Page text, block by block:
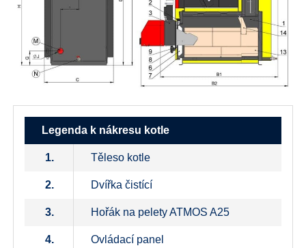
Legenda k nákresu kotle
1. Těleso kotle
2. Dvířka čistící
3. Hořák na pelety ATMOS A25
4. Ovládací panel